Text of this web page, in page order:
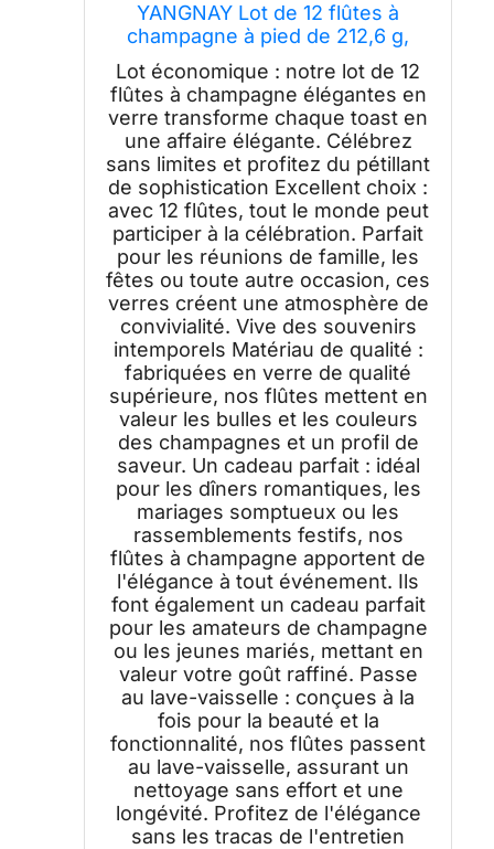
YANGNAY Lot de 12 flûtes à
champagne à pied de 212,6 g,
verres à vin pétillant pour fête,
transparent
Lot économique : notre lot de 12
flûtes à champagne élégantes en
verre transforme chaque toast en
une affaire élégante. Célébrez
sans limites et profitez du pétillant
de sophistication Excellent choix :
avec 12 flûtes, tout le monde peut
participer à la célébration. Parfait
pour les réunions de famille, les
fêtes ou toute autre occasion, ces
verres créent une atmosphère de
convivialité. Vive des souvenirs
intemporels Matériau de qualité :
fabriquées en verre de qualité
supérieure, nos flûtes mettent en
valeur les bulles et les couleurs
des champagnes et un profil de
saveur. Un cadeau parfait : idéal
pour les dîners romantiques, les
mariages somptueux ou les
rassemblements festifs, nos
flûtes à champagne apportent de
l'élégance à tout événement. Ils
font également un cadeau parfait
pour les amateurs de champagne
ou les jeunes mariés, mettant en
valeur votre goût raffiné. Passe
au lave-vaisselle : conçues à la
fois pour la beauté et la
fonctionnalité, nos flûtes passent
au lave-vaisselle, assurant un
nettoyage sans effort et une
longévité. Profitez de l'élégance
sans les tracas de l'entretien